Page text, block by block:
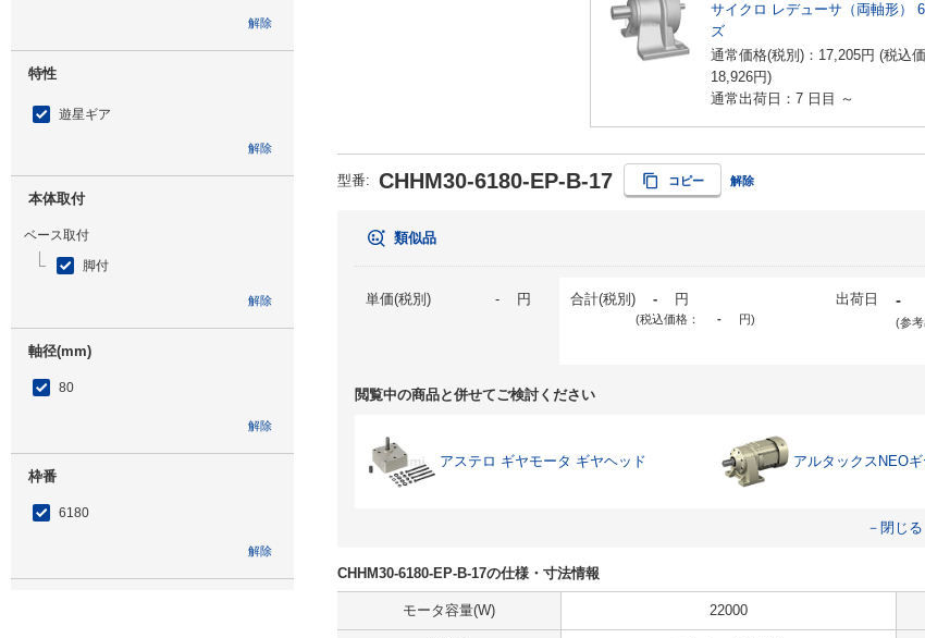
解除
特性
遊星ギア
解除
本体取付
ベース取付
脚付
解除
軸径(mm)
80
解除
枠番
6180
解除
サイクロ レデューサ（両軸形）
ズ
通常価格(税別)： 17,205円 (税込
18,926円)
通常出荷日：7 日目 ～
型番: CHHM30-6180-EP-B-17 コピー 解除
類似品
単価(税別) - 円 合計(税別) - 円
(税込価格： - 円)
出荷日 -
(参考
閲覧中の商品と併せてご検討ください
アステロ ギヤモータ ギヤヘッド アルタックスNEO
－閉じる
CHHM30-6180-EP-B-17の仕様・寸法情報
モータ容量(W) 22000